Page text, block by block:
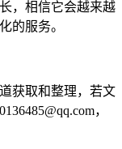
，相信它会越来越
的服务。
获取和整理，若文
，